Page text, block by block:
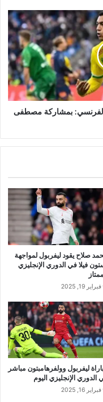
بمشاركة مصطفى
صلاح يقود ليفربول لمواجهة
فيلا في الدوري الإنجليزي
فبراير 19, 2025
ليفربول وولفرهامبتون مباشر
الدوري الإنجليزي اليوم
فبراير 16, 2025